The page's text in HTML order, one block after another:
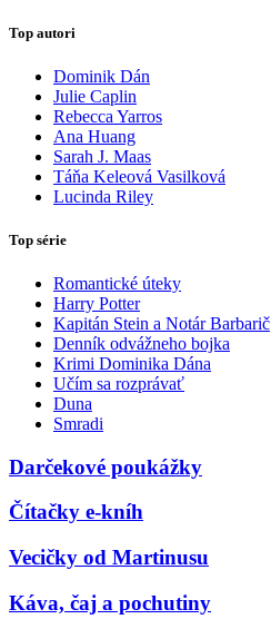
Top autori
Dominik Dán
Julie Caplin
Rebecca Yarros
Ana Huang
Sarah J. Maas
Táňa Keleová Vasilková
Lucinda Riley
Top série
Romantické úteky
Harry Potter
Kapitán Stein a Notár Barbarič
Denník odvážneho bojka
Krimi Dominika Dána
Učím sa rozprávať
Duna
Smradi
Darčekové poukážky
Čítačky e-kníh
Vecičky od Martinusu
Káva, čaj a pochutiny